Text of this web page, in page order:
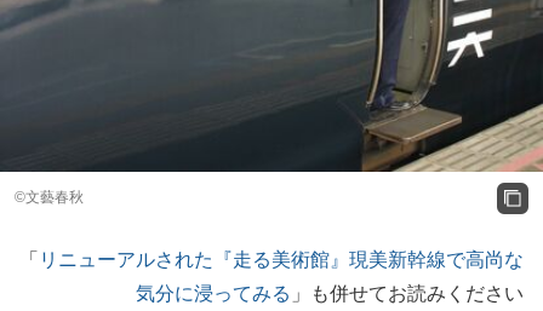
©文藝春秋
「 リニューアルされた『走る美術館』現美新幹線で高尚な
気分に浸ってみる 」も併せてお読みください